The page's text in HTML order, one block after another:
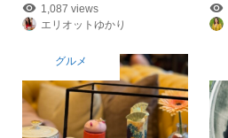
1,087 views
エリオットゆかり
グルメ